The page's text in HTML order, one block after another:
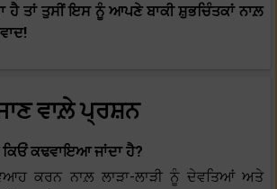
ਹੈ ਤਾਂ ਤੁਸੀਂ ਇਸ ਨੂੰ ਆਪਣੇ ਬਾਕੀ ਸ਼ੁਭਚਿੰਤਕਾਂ ਨਾਲ਼
ਵਾਲ਼ੇ ਪ੍ਰਸ਼ਨ
ਕਢਵਾਇਆ ਜਾਂਦਾ ਹੈ?
ਕਰਨ ਨਾਲ਼ ਲਾੜਾ-ਲਾੜੀ ਨੂੰ ਦੇਵਤਿਆਂ ਅਤੇ